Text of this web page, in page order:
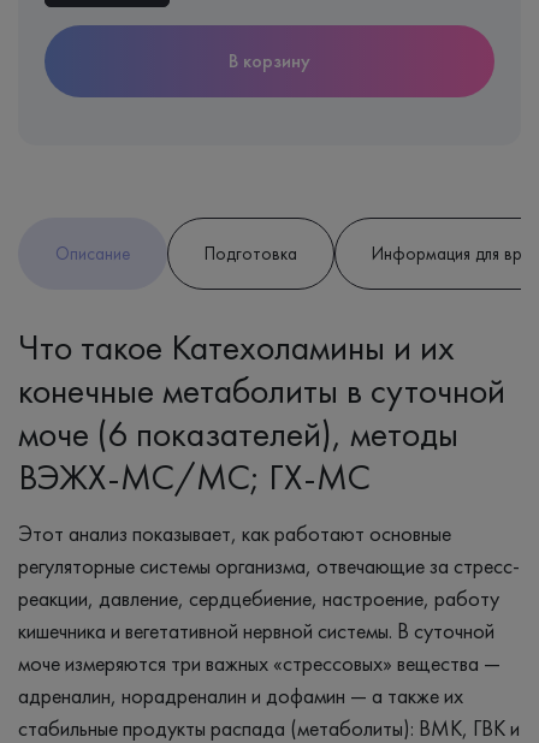
В корзину
Описание Подготовка Информация для
Что такое Катехоламины и их
конечные метаболиты в суточной
моче (6 показателей), методы
ВЭЖХ-МС/МС; ГХ-МС
Этот анализ показывает, как работают основные
регуляторные системы организма, отвечающие за стресс-
реакции, давление, сердцебиение, настроение, работу
кишечника и вегетативной нервной системы. В суточной
моче измеряются три важных «стрессовых» вещества —
адреналин, норадреналин и дофамин — а также их
стабильные продукты распада (метаболиты): ВМК, ГВК и